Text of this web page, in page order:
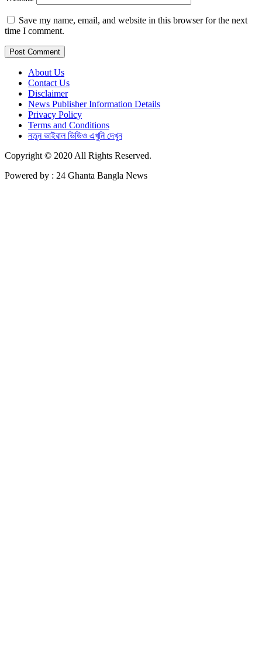
Save my name, email, and website in this browser for the next
time I comment.
About Us
Contact Us
Disclaimer
News Publisher Information Details
Privacy Policy
Terms and Conditions
নতুন ভাইরাল ভিডিও এখুনি দেখুন
Copyright © 2020 All Rights Reserved.
Powered by : 24 Ghanta Bangla News